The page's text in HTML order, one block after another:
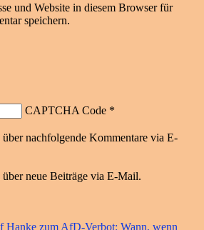
und Website in diesem Browser für
speichern.
CAPTCHA Code *
nachfolgende Kommentare via E-
neue Beiträge via E-Mail.
Hanke zum AfD-Verbot: Wann, wenn